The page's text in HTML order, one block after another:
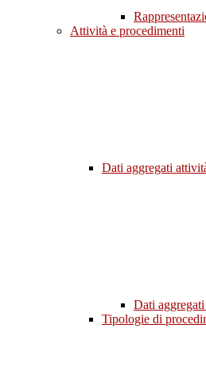
Attività e procedimenti
Dati aggregati
Dati
Tipologie di